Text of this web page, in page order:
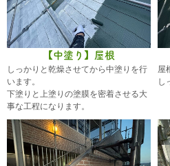
【中塗り】屋根
しっかりと乾燥させてから中塗りを行
います。
下塗りと上塗りの塗膜を密着させる大
事な工程になります。
屋
し